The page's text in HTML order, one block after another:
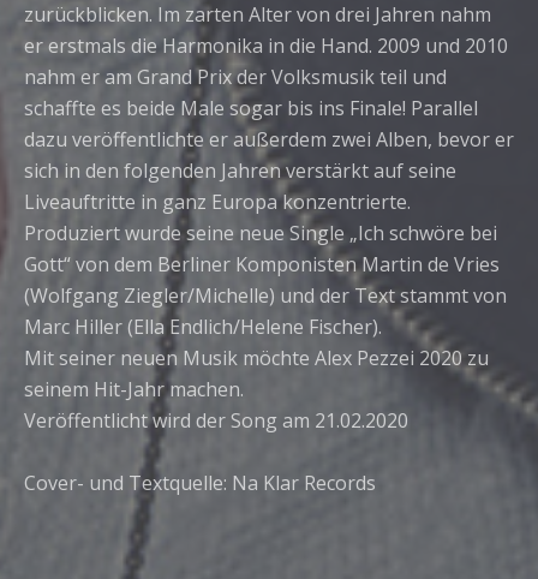
zurückblicken. Im zarten Alter von drei Jahren nahm
er erstmals die Harmonika in die Hand. 2009 und 2010
nahm er am Grand Prix der Volksmusik teil und
schaffte es beide Male sogar bis ins Finale! Parallel
dazu veröffentlichte er außerdem zwei Alben, bevor er
sich in den folgenden Jahren verstärkt auf seine
Liveauftritte in ganz Europa konzentrierte.
Produziert wurde seine neue Single „Ich schwöre bei
Gott“ von dem Berliner Komponisten Martin de Vries
(Wolfgang Ziegler/Michelle) und der Text stammt von
Marc Hiller (Ella Endlich/Helene Fischer).
Mit seiner neuen Musik möchte Alex Pezzei 2020 zu
seinem Hit-Jahr machen.
Veröffentlicht wird der Song am 21.02.2020
Cover- und Textquelle: Na Klar Records